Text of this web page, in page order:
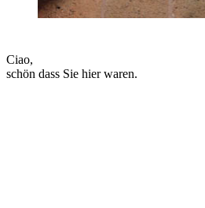
Ciao,
schön dass Sie hier waren.